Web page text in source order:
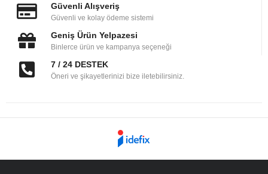
Güvenli Alışveriş
Güvenli ve kolay ödeme sistemi
Geniş Ürün Yelpazesi
Binlerce ürün ve kampanya seçeneği
7 / 24 DESTEK
Öneri ve şikayetlerinizi bize iletebilirsiniz.